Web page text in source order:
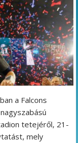
a Falcons
tetejéről, 21-
mely